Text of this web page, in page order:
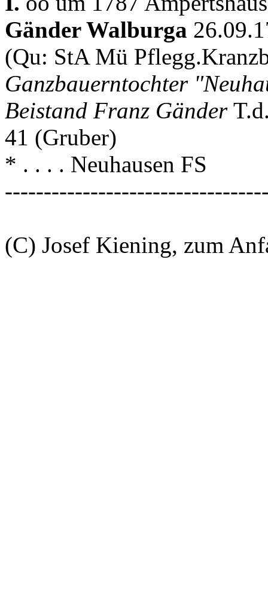
Gänder Walburga
(Qu: StA Mü
Ganzbauerntochter
Beistand Franz Gänder
41 (Gruber)
* . . . . Neuhausen FS
(C) Josef Kiening, zum